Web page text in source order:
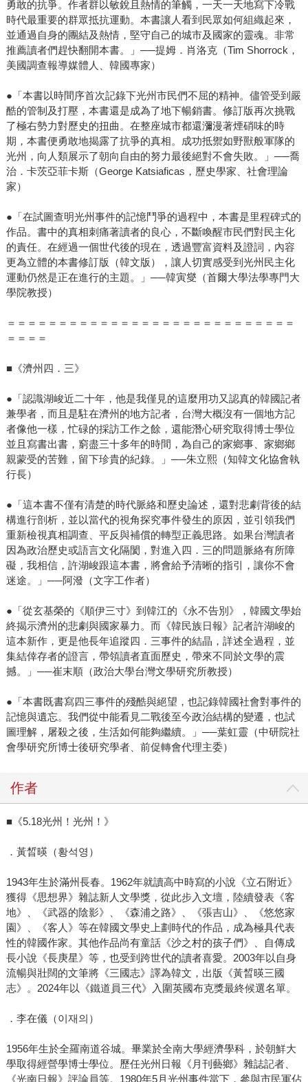
勇敢的抗爭。作者群以敏銳且熱情的筆觸，一天一天地寫下冷戰
時代最重要的群眾抵抗運動。本書讓人看到民眾如何組織起來，
並通過自身的團結及熱情，堅守自己的城市及國家的靈魂。非常
推薦讀者們趕快翻開本書。」──提姆．肖洛克（Tim Shorrock，
美國調查報導媒體人、韓國專家）
●「本書以時間序首次記錄下光州市民們不屈的精神。儘管受到嚴
酷的管制及打壓，本書還是成為了地下暢銷書。修訂版再次挑戰
了極右勢力對歷史的扭曲。在整座城市都還瀰漫著煙硝味的時
期，本書便勇敢地揭露了抗爭的真相。成功抵禦如野獸般軍隊的
光州，向人類展示了朝向自由的努力最後絕對不會失敗。」──喬
治．卡茨亞菲卡斯（George Katsiaficas，歷史學家、社會理論
家）
●「在試圖查明光州事件的記憶鬥爭的過程中，本書是里程碑式的
作品。書中的真相刺痛著讀者的良心，不斷喚醒市民們對民主化
的責任。在經過一個世代後的現在，透過豐富資料及證詞，內容
更為立體的本書修訂版（韓文版），讓人切實感受到光州民主化
運動仍然是正在進行的主題。」──韓寅燮（首爾大學法學專門大
學院教授）
＝＝＝＝＝＝＝＝＝＝＝＝＝＝＝＝＝＝＝＝＝＝＝＝＝＝＝＝
＝＝＝＝
■《濟州四．三》
●「認識湖峻近二十年，他是我僅見的這麼用功又認真的韓國記者
兼學者，而且是駐在濟州的地方記者，台灣大概沒有一個地方記
者像他一樣，忙碌的採訪工作之餘，還能潛心研究取得博士學位
並且寫書出書，窮盡三十多年的時間，為自己的家鄉事、家鄉鄉
親蒙受的苦難，留下珍貴的紀錄。」──朱立熙（知韓文化協會執
行長）
●「這本書不僅有清楚的時代脈絡和歷史論述，還對悲劇背後的結
構進行剖析，並以當代的視角探究事件發生的原因，並引領我們
重新檢視真相調查、平反與補償的轉型正義思路。如果台灣讀者
因為政治歷史或語言文化隔閡，對進入四．三的問題脈絡有所障
礙，我相信，許湖峻跟這本書，將會給予清晰的指引，讓你不會
迷途。」──阿潑（文字工作者）
●「從玄基榮的《順伊三寸》到韓江的《永不告別》，韓國文學始
終揭示濟州的悲劇與國家暴力。而《韓民族日報》記者許湖峻的
這本新作，更是他長年追蹤四．三事件的結晶，詳述全過程，並
集結倖存者的證言，帶領讀者直面歷史，帶來不同於文學的震
撼。」──崔末順（政治大學台灣文學研究所教授）
●「本書既書寫四三事件的殘酷與絕望，也記錄韓國社會對事件的
記憶與遺忘。我們從中能看見二戰後至今政治結構的變遷，也試
圖理解，屠殺之後，生活如何能夠繼續。」──葉虹靈（中研院社
會學研究所博士後研究學者、前促轉會代理主委）
作者
■《5.18光州！光州！》
．黃晳暎（황석영）
1943年生於滿州長春。1962年就讀高中時寫的小說《立石附近》
獲得《思想界》雜誌新人文學獎，從此步入文壇，陸續發表《客
地》、《武器的陰影》、《森浦之路》、《張吉山》、《悠悠家
園》、《客人》等在韓國文學史上劃時代的作品，成為極具代表
性的韓國作家。其他作品尚有童話《沙之村的孩子們》、自傳成
長小說《長庚星》等，也受到跨世代的讀者喜愛。2003年以自身
流暢與壯闊的文筆將《三國志》譯為韓文，出版《黃晳暎三國
志》。2024年以《鐵道員三代》入圍英國布克獎最終候選名單。
．李在儀（이재의）
1956年生於全羅南道谷城。畢業於全南大學經濟學科，於朝鮮大
學取得經營學博士學位。歷任光州日報《月刊藝鄉》雜誌記者、
《光南日報》評論員等。1980年5月光州事件當下，參與市民軍佔